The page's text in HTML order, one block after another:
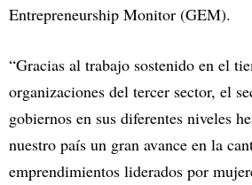
Entrepreneurship Monitor (GEM).
“Gracias al trabajo sostenido en el
organizaciones del tercer sector, el
gobiernos en sus diferentes niveles
nuestro país un gran avance en la
emprendimientos liderados por